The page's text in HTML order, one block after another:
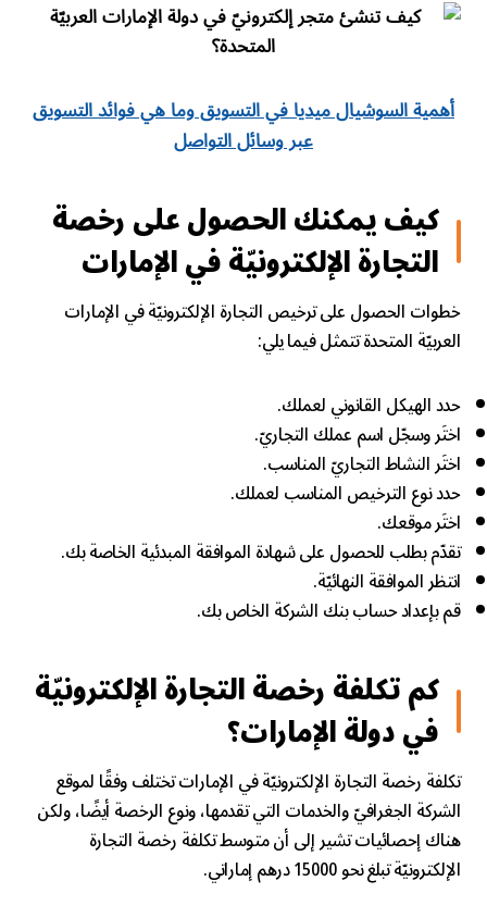
أهمية السوشيال ميديا في التسويق وما هي فوائد التسويق
عبر وسائل التواصل
كيف يمكنك الحصول على رخصة
التجارة الإلكترونيّة في الإمارات
خطوات الحصول على ترخيص التجارة الإلكترونيّة في الإمارات
العربيّة المتحدة تتمثل فيما يلي:
حدد الهيكل القانوني لعملك.
اختَر وسجّل اسم عملك التجاريّ.
اختَر النشاط التجاريّ المناسب.
حدد نوع الترخيص المناسب لعملك.
اختَر موقعك.
تقدّم بطلب للحصول على شهادة الموافقة المبدئية الخاصة بك.
انتظر الموافقة النهائيّة.
قم بإعداد حساب بنك الشركة الخاص بك.
كم تكلفة رخصة التجارة الإلكترونيّة
في دولة الإمارات؟
تكلفة رخصة التجارة الإلكترونيّة في الإمارات تختلف وفقًا لموقع
الشركة الجغرافيّ والخدمات التي تقدمها، ونوع الرخصة أيضًا، ولكن
هناك إحصائيات تشير إلى أن متوسط تكلفة رخصة التجارة
الإلكترونيّة تبلغ نحو 15000 درهم إماراتي.